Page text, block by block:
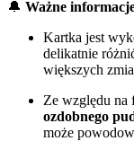
🔔 Ważne
Kartka jest
delikatnie
większych
Ze względu na
ozdobnego
może